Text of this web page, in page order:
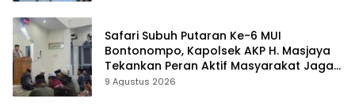
Safari Subuh Putaran Ke-6 MUI
Bontonompo, Kapolsek AKP H. Masjaya
Tekankan Peran Aktif Masyarakat Jaga
Kamtibmas
9 Agustus 2026